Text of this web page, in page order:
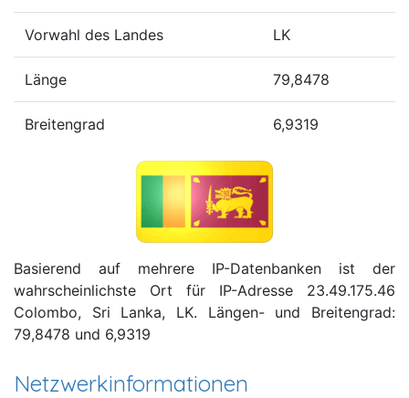
Vorwahl des Landes LK
Länge 79,8478
Breitengrad 6,9319
Basierend auf mehrere IP-Datenbanken ist der
wahrscheinlichste Ort für IP-Adresse 23.49.175.46
Colombo, Sri Lanka, LK. Längen- und Breitengrad:
79,8478 und 6,9319
Netzwerkinformationen